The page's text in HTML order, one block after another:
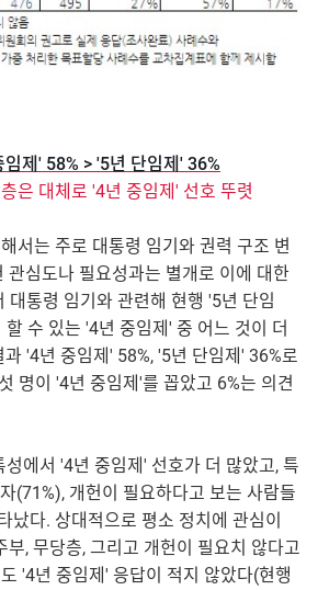
제' 58% > '5년 단임제' 36%
은 대체로 '4년 중임제' 선호 뚜렷
서는 주로 대통령 임기와 권력 구조 변
관심도나 필요성과는 별개로 이에 대한
대통령 임기와 관련해 현행 '5년 단임
수 있는 '4년 중임제' 중 어느 것이 더
'4년 중임제' 58%, '5년 단임제' 36%로
명이 '4년 중임제'를 꼽았고 6%는 의견
에서 '4년 중임제' 선호가 더 많았고, 특
(71%), 개헌이 필요하다고 보는 사람들
났다. 상대적으로 평소 정치에 관심이
부, 무당층, 그리고 개헌이 필요치 않다고
'4년 중임제' 응답이 적지 않았다(현행